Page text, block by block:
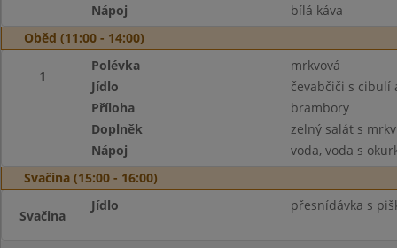
Nápoj
bílá káva
Oběd (11:00 - 14:00)
1
Polévka
mrkvová
Jídlo
čevabčiči s cibulí
Příloha
brambory
Doplněk
zelný salát s
Nápoj
voda, voda s
Svačina (15:00 - 16:00)
Svačina
Jídlo přesnídávka s